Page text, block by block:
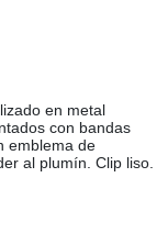
en metal
con bandas
emblema de
al plumín. Clip liso.